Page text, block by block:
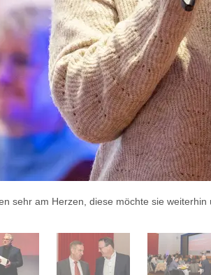
sehr am Herzen, diese möchte sie